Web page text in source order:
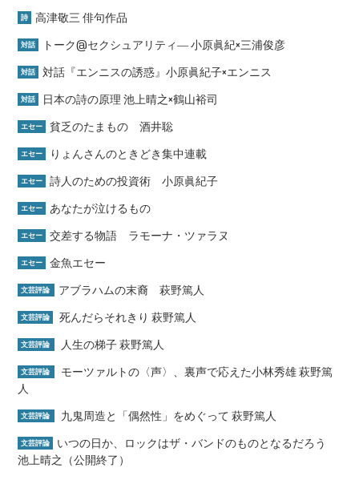
詩 高津敬三 俳句作品
対話 トーク@セクシュアリティ― 小原眞紀×三浦俊彦
対話 対話『エンニスの誘惑』小原眞紀子×エンニス
対話 日本の詩の原理 池上晴之×鶴山裕司
エセー 貧乏のたまもの 酒井聡
エセー りょんさんのときどき集中連載
エセー 詩人のための投資術 小原眞紀子
エセー あなたが泣けるもの
エセー 交差する物語 ラモーナ・ツァラヌ
エセー 金魚エセー
文芸評論 アブラハムの末裔 萩野篤人
文芸評論 死んだらそれきり 萩野篤人
文芸評論 人生の梯子 萩野篤人
文芸評論
モーツァルトの〈声〉、裏声で応えた小林秀雄 萩野篤
人
文芸評論 九鬼周造と「偶然性」をめぐって 萩野篤人
文芸評論
いつの日か、ロックはザ・バンドのものとなるだろう
池上晴之（公開終了）